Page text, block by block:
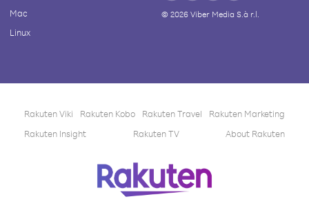
Mac
Linux
© 2026Viber Media S.à r.l.
Rakuten Viki Rakuten Kobo Rakuten Travel
Rakuten Marketing
Rakuten Insight
Rakuten TV About Rakuten